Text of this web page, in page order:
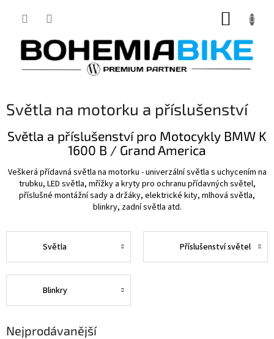
Světla na motorku a příslušenství
Světla a příslušenství pro Motocykly BMW K
1600 B / Grand America
Veškerá přídavná světla na motorku - univerzální světla s uchycením na
trubku, LED světla, mřížky a kryty pro ochranu přídavných světel,
příslušné montážní sady a držáky, elektrické kity, mlhová světla,
blinkry, zadní světla atd.
Světla Příslušenství světel
Blinkry
Nejprodávanější